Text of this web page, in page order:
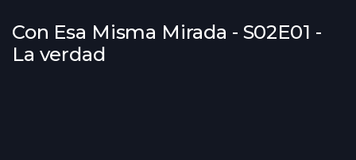
Con Esa Misma Mirada - S02E01 -
La verdad